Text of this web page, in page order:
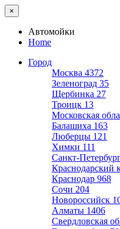
×
Автомойки
Home
Город
Москва 4372
Зеленоград 35
Щербинка 27
Троицк 13
Московская
Балашиха 163
Люберцы 121
Химки 111
Санкт-
Краснодарский
Краснодар 968
Сочи 204
Новороссийск
Алматы 1406
Свердловская